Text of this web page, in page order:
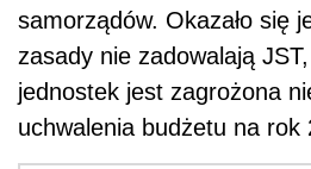
samorządów. Okazało się
zasady nie zadowalają
jednostek jest zagrożona
uchwalenia budżetu na rok